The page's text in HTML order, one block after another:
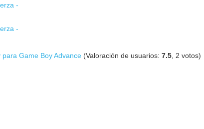
-
-
Game Boy Advance (Valoración de usuarios: 7.5 2 votos)